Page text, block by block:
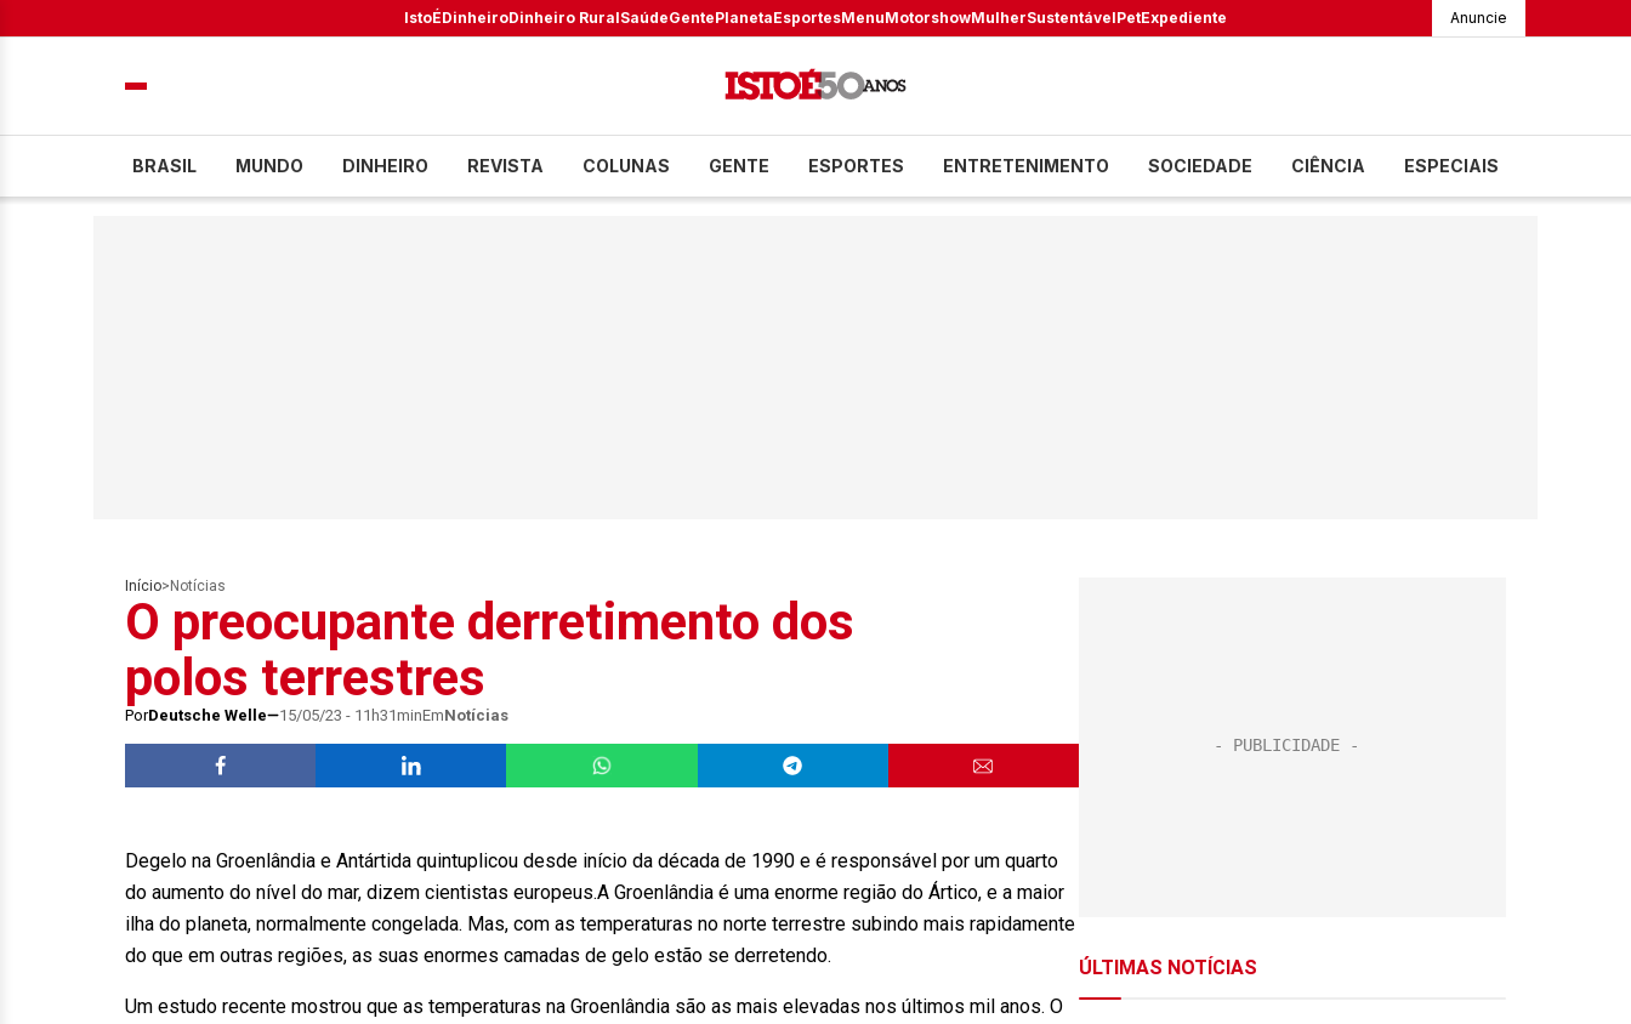
IstoÉDinheiroDinheiro RuralSaúdeGentePlanetaEsportesMenuMotorshowMulherSustentávelPetExpediente Anuncie
BRASIL MUNDO DINHEIRO REVISTA COLUNAS GENTE ESPORTES ENTRETENIMENTO SOCIEDADE CIÊNCIA ESPECIAIS
Início> Notícias
O preocupante derretimento dos
polos terrestres
PorDeutsche Welle 15/05/23 - 11h31minEmNotícias
Degelo na Groenlândia e Antártida quintuplicou desde início da década de 1990 e é responsável por um quarto
do aumento do nível do mar, dizem cientistas europeus.A Groenlândia é uma enorme região do Ártico, e a maior
ilha do planeta, normalmente congelada. Mas, com as temperaturas no norte terrestre subindo mais rapidamente
do que em outras regiões, as suas enormes camadas de gelo estão se derretendo.
Um estudo recente mostrou que as temperaturas na Groenlândia são as mais elevadas nos últimos mil anos. O